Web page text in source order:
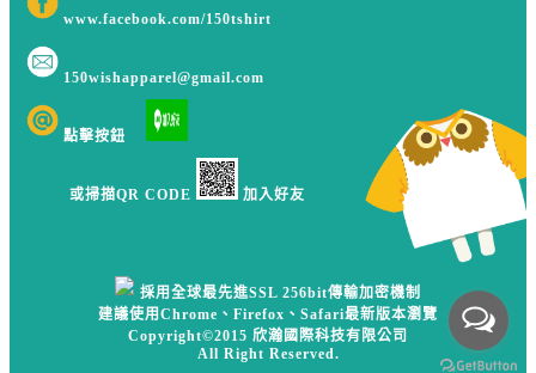
www.facebook.com/150tshirt
150wishapparel@gmail.com
點擊按鈕
或掃描QR CODE 加入好友
採用全球最先進SSL 256bit傳輸加密機制
建議使用Chrome、Firefox、Safari最新版本瀏覽
Copyright©2015 欣瀚國際科技有限公司
All Right Reserved.